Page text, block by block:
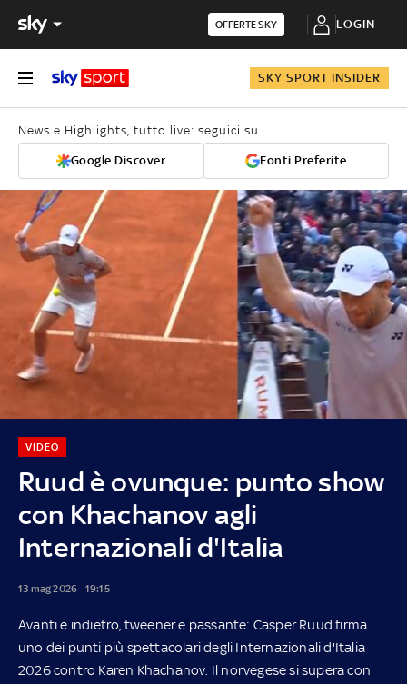
OFFERTE SKY LOGIN
SKY SPORT INSIDER
News e Highlights, tutto live: seguici su
Google Discover Fonti Preferite
Ruud è ovunque: punto show
con Khachanov agli
Internazionali d'Italia
VIDEO
13 mag 2026 - 19:15
Avanti e indietro, tweener e passante: Casper Ruud firma
uno dei punti più spettacolari degli Internazionali d'Italia
2026 contro Karen Khachanov. Il norvegese si supera con